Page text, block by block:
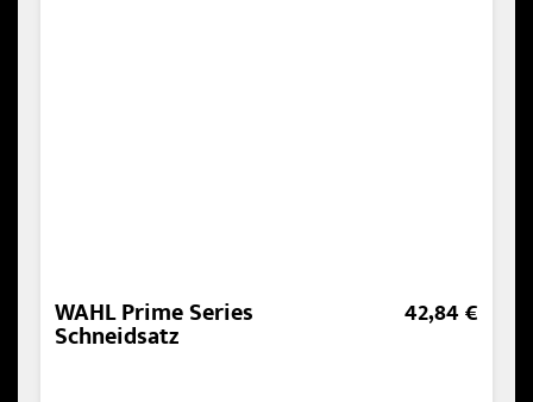
WAHL Prime Series
Schneidsatz
42,84 €